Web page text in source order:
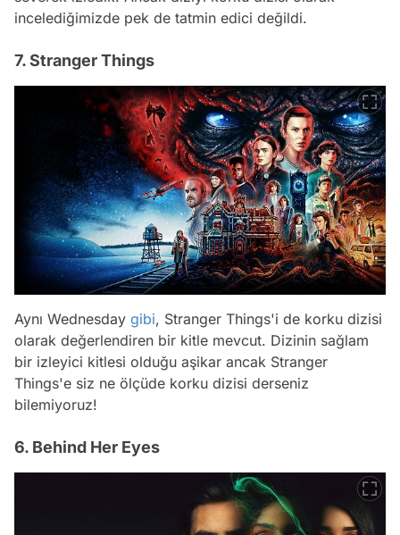
incelediğimizde pek de tatmin edici değildi.
7. Stranger Things
Aynı Wednesday gibi, Stranger Things'i de korku dizisi
olarak değerlendiren bir kitle mevcut. Dizinin sağlam
bir izleyici kitlesi olduğu aşikar ancak Stranger
Things'e siz ne ölçüde korku dizisi derseniz
bilemiyoruz!
6. Behind Her Eyes